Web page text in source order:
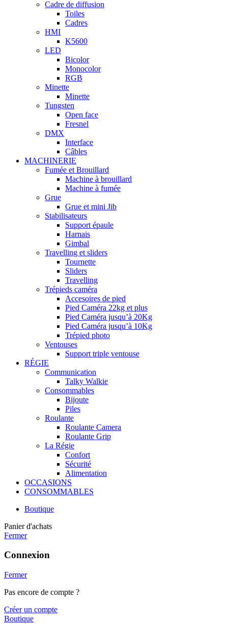
Cadre de diffusion
Toiles
Cadres
HMI
K5600
LED
Bicolor
Monocolor
RGB
Minette
Minette
Tungsten
Open face
Fresnel
DMX
Interface
Câbles
MACHINERIE
Fumée et Brouillard
Machine à brouillard
Machine à fumée
Grue
Grue et mini Jib
Stabilisateurs
Support épaule
Harnais
Gimbal
Travelling et sliders
Tournette
Sliders
Travelling
Trépieds caméra
Accesoires de pied
Pied Caméra 22kg et plus
Pied Caméra jusqu’à 20Kg
Pied Caméra jusqu’à 10Kg
Trépied photo
Ventouses
Support triple ventouse
RÉGIE
Communication
Talky Walkie
Consommables
Bijoute
Piles
Roulante
Roulante Camera
Roulante Grip
La Régie
Confort
Sécurité
Alimentation
OCCASIONS
CONSOMMABLES
Boutique
Panier d'achats
Fermer
Connexion
Fermer
Pas encore de compte ?
Créer un compte
Boutique